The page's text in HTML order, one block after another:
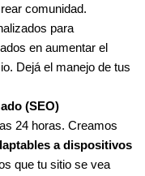
comunidad.
para
en aumentar el
Dejá el manejo de tus
(SEO)
24 horas. Creamos
a dispositivos
que tu sitio se vea